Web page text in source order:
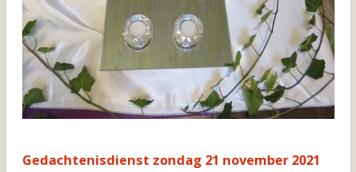
Gedachtenisdienst zondag 21 november 2021